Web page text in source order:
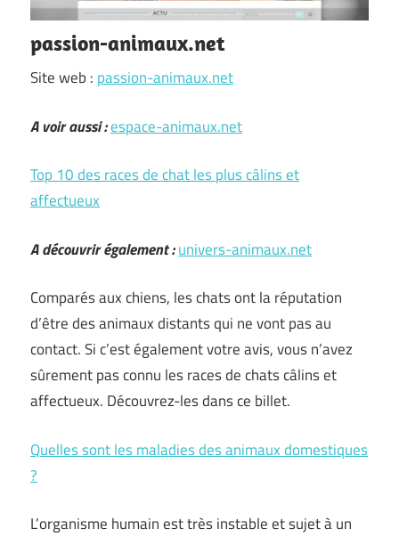
passion-animaux.net
Site web : passion-animaux.net
A voir aussi :espace-animaux.net
Top 10 des races de chat les plus câlins et
affectueux
A découvrir également :univers-animaux.net
Comparés aux chiens, les chats ont la réputation
d’être des animaux distants qui ne vont pas au
contact. Si c’est également votre avis, vous n’avez
sûrement pas connu les races de chats câlins et
affectueux. Découvrez-les dans ce billet.
Quelles sont les maladies des animaux domestiques
?
L’organisme humain est très instable et sujet à un